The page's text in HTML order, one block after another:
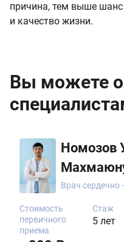
причина, тем выше шанс
и качество жизни.
Вы можете
Номозов
Врач сердечно
Стаж
5 лет
Стоимость
первичного
приема